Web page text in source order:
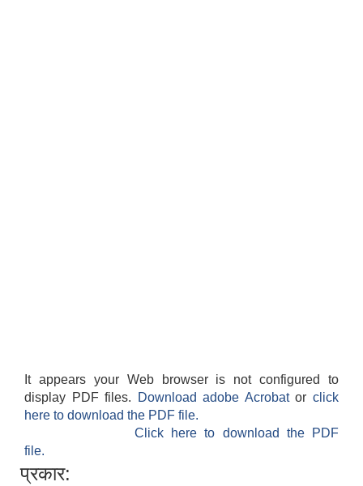
It appears your Web browser is not configured to
display PDF files.
Download adobe Acrobatorclick
here to download the PDF file.
Click here to download the PDF
file.
प्रकार: